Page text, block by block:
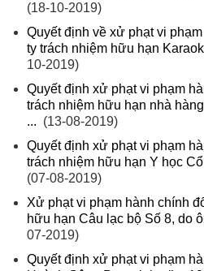
(18-10-2019)
Quyết định về xử phạt vi
ty trách nhiệm hữu hạn
10-2019)
Quyết định xử phạt vi phạm
trách nhiệm hữu hạn nhà
... (13-08-2019)
Quyết định xử phạt vi phạm
trách nhiệm hữu hạn Y học
(07-08-2019)
Xử phạt vi phạm hành chính
hữu hạn Câu lạc bộ Số 8, do
07-2019)
Quyết định xử phạt vi phạm